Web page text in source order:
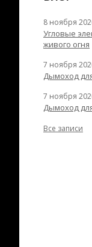
8 ноября
Угловые
живого огня
7 ноября
Дымоход
7 ноября
Дымоход
Все записи